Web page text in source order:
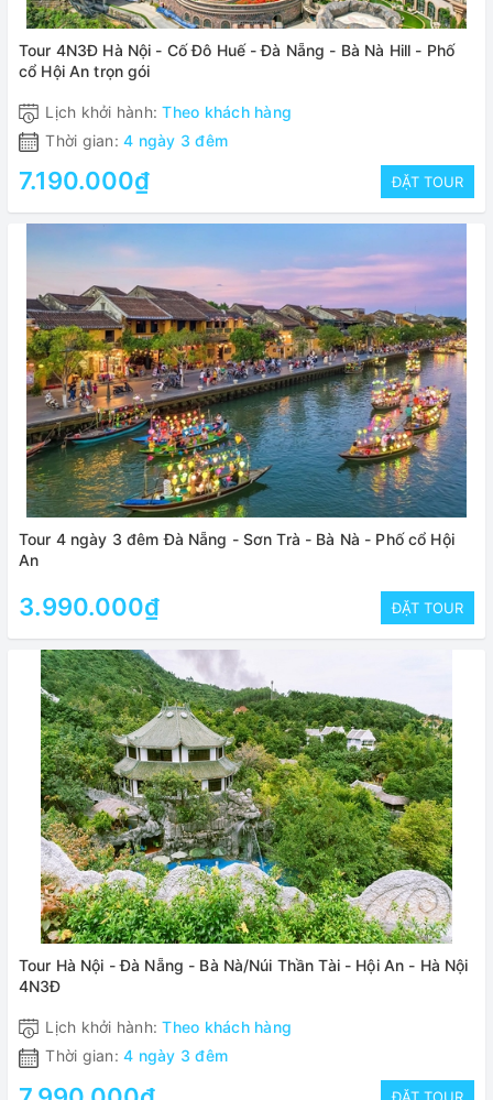
Tour 4N3Đ Hà Nội - Cố Đô Huế - Đà Nẵng - Bà Nà Hill - Phố
cổ Hội An trọn gói
Lịch khởi hành:Theo khách hàng
Thời gian: 4 ngày 3 đêm
7.190.000₫ ĐẶT TOUR
Tour 4 ngày 3 đêm Đà Nẵng - Sơn Trà - Bà Nà - Phố cổ Hội
An
3.990.000₫ ĐẶT TOUR
Tour Hà Nội - Đà Nẵng - Bà Nà/Núi Thần Tài - Hội An - Hà Nội
4N3Đ
Lịch khởi hành:Theo khách hàng
Thời gian: 4 ngày 3 đêm